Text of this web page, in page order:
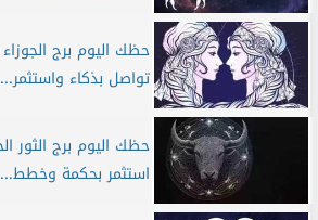
تواصل بذكاء واستثمر...
استثمر بحكمة وخطط...